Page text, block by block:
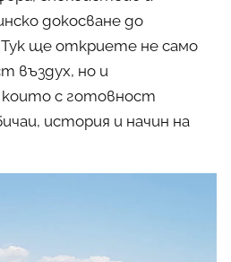
докосване до
Тук ще откриете не само
въздух, но и
които с готовност
история и начин на